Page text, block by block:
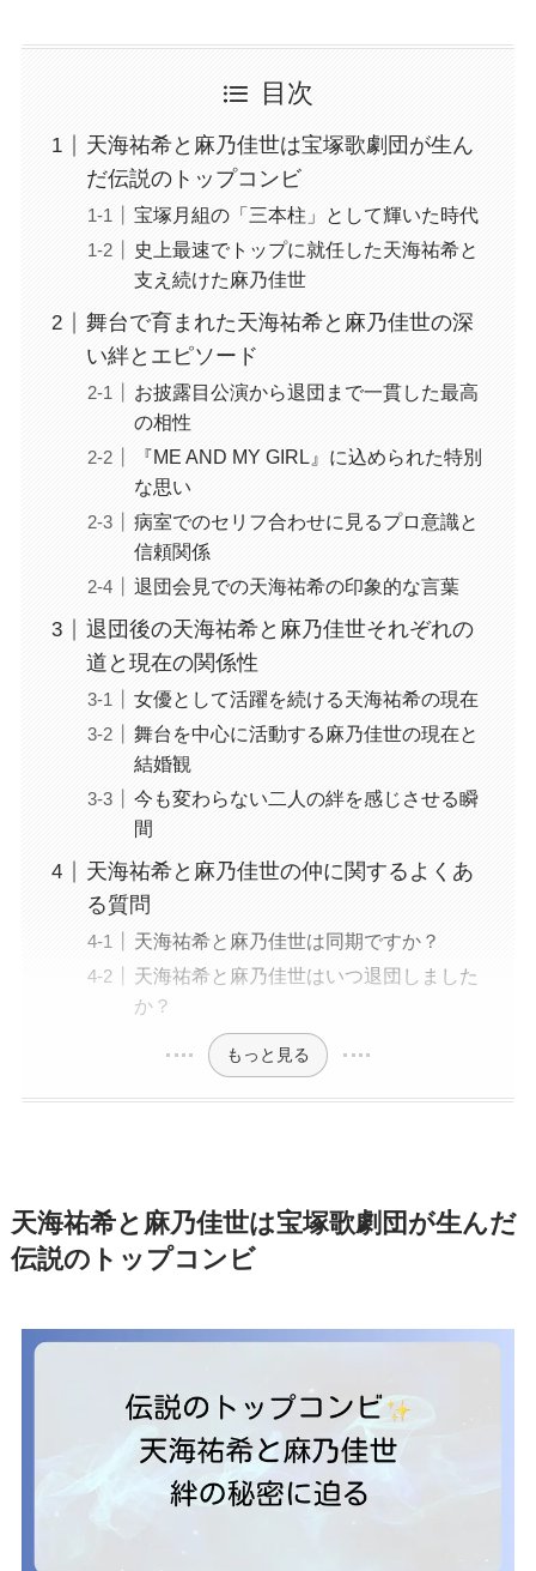
目次
天海祐希と麻乃佳世は宝塚歌劇団が生ん
だ伝説のトップコンビ
宝塚月組の「三本柱」として輝いた時代
史上最速でトップに就任した天海祐希と
支え続けた麻乃佳世
舞台で育まれた天海祐希と麻乃佳世の深
い絆とエピソード
お披露目公演から退団まで一貫した最高
の相性
『ME AND MY GIRL』に込められた特別
な思い
病室でのセリフ合わせに見るプロ意識と
信頼関係
退団会見での天海祐希の印象的な言葉
退団後の天海祐希と麻乃佳世それぞれの
道と現在の関係性
女優として活躍を続ける天海祐希の現在
舞台を中心に活動する麻乃佳世の現在と
結婚観
今も変わらない二人の絆を感じさせる瞬
間
天海祐希と麻乃佳世の仲に関するよくあ
る質問
天海祐希と麻乃佳世は同期ですか？
天海祐希と麻乃佳世はいつ退団しました
か？
もっと見る
天海祐希と麻乃佳世は宝塚歌劇団が生んだ
伝説のトップコンビ